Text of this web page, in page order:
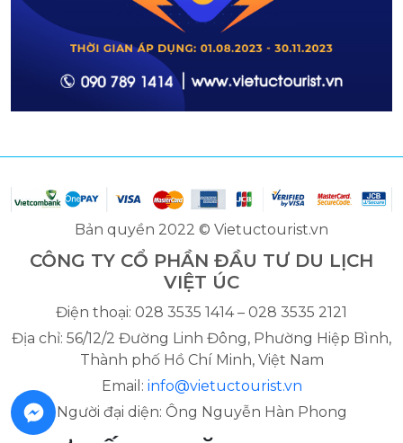
Bản quyền 2022 © Vietuctourist.vn
CÔNG TY CỔ PHẦN ĐẦU TƯ DU LỊCH
VIỆT ÚC
Điện thoại: 028 3535 1414 – 028 3535 2121
Địa chỉ: 56/12/2 Đường Linh Đông, Phường Hiệp Bình,
Thành phố Hồ Chí Minh, Việt Nam
Email: info@vietuctourist.vn
Người đại diện: Ông Nguyễn Hàn Phong